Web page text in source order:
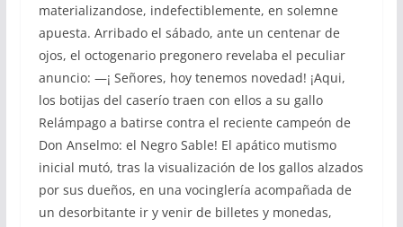
materializandose, indefectiblemente, en solemne
apuesta. Arribado el sábado, ante un centenar de
ojos, el octogenario pregonero revelaba el peculiar
anuncio: —¡ Señores, hoy tenemos novedad! ¡Aqui,
los botijas del caserío traen con ellos a su gallo
Relámpago a batirse contra el reciente campeón de
Don Anselmo: el Negro Sable! El apático mutismo
inicial mutó, tras la visualización de los gallos alzados
por sus dueños, en una vocinglería acompañada de
un desorbitante ir y venir de billetes y monedas,